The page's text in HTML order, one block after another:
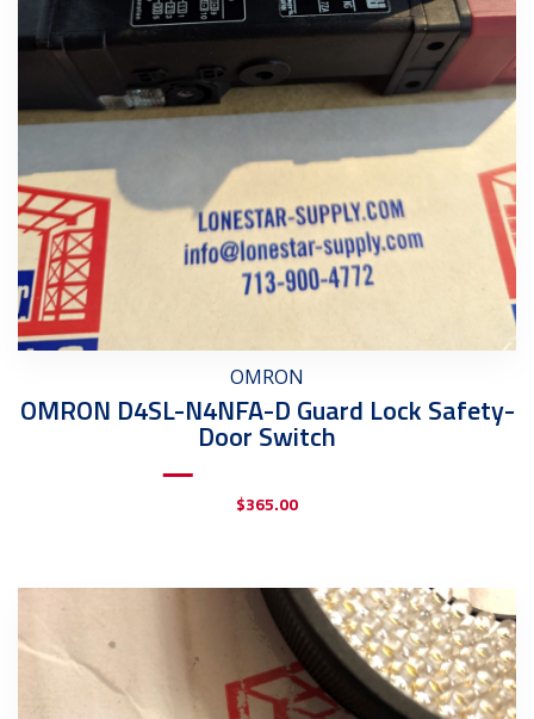
OMRON
OMRON D4SL-N4NFA-D Guard Lock Safety-
Door Switch
$365.00